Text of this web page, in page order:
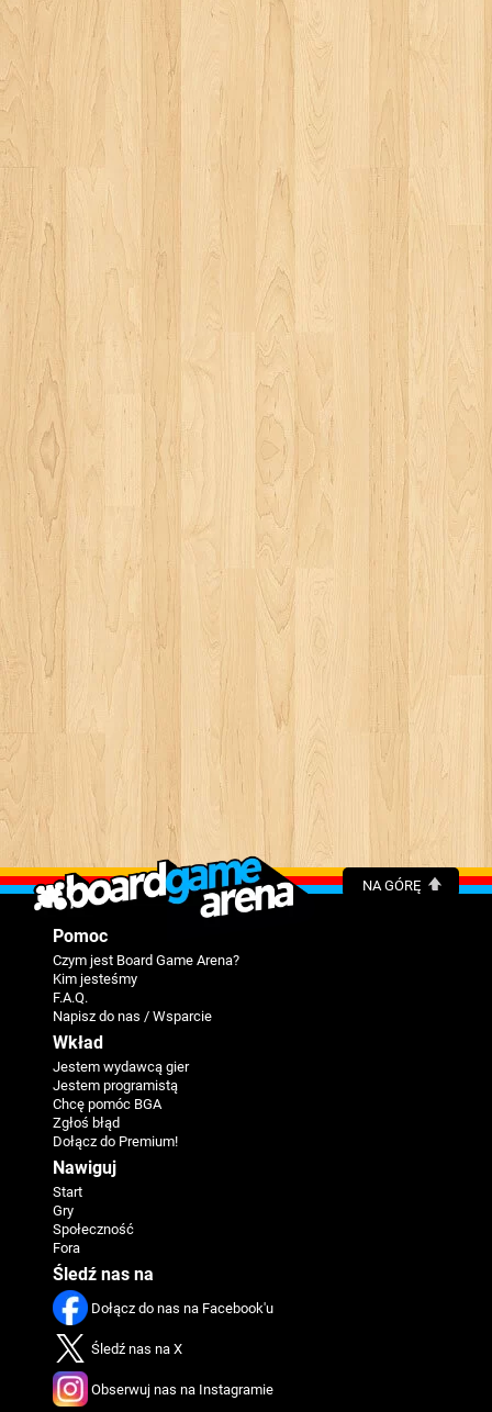
NA GÓRĘ
Pomoc
Czym jest Board Game Arena?
Kim jesteśmy
F.A.Q.
Napisz do nas / Wsparcie
Wkład
Jestem wydawcą gier
Jestem programistą
Chcę pomóc BGA
Zgłoś błąd
Dołącz do Premium!
Nawiguj
Start
Gry
Społeczność
Fora
Śledź nas na
Dołącz do nas na Facebook'u
Śledź nas na X
Obserwuj nas na Instagramie